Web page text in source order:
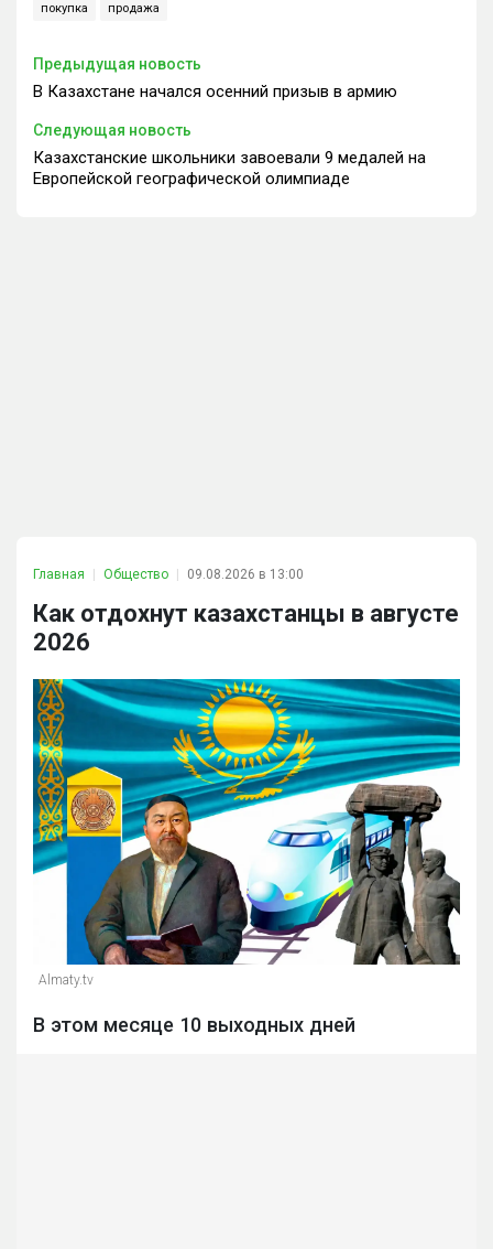
покупка продажа
Предыдущая новость
В Казахстане начался осенний призыв в армию
Следующая новость
Казахстанские школьники завоевали 9 медалей на
Европейской географической олимпиаде
Главная Общество 09.08.2026 в 13:00
Как отдохнут казахстанцы в августе
2026
Almaty.tv
В этом месяце 10 выходных дней